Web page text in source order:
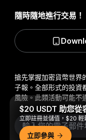
搶先掌握加密貨幣世界
子報。 全部形式的投資
風險。此類活動可能不
隨時隨地進行交易！
$20 USDT 助您從
立即註冊並儲值，$20 輕
立即參與